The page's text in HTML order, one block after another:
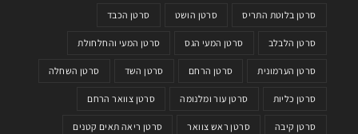
סרטן בלוטת התריס סרטן הושט סרטן הכבד
סרטן הלבלב סרטן המעי הגס סרטן המעי והחלחולת
סרטן הערמונית סרטן הרחם סרטן השד סרטן השחלה
סרטן כליות סרטן עור ומלנומה סרטן צוואר הרחם
סרטן קיבה סרטן ראש צוואר סרטן ריאה תאים קטנים